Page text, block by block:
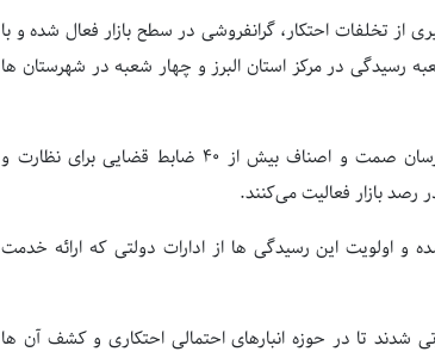
از تخلفات احتکار، گرانفروشی در سطح بازار فعال شده و با
رسیدگی در مرکز استان البرز و چهار شعبه در شهرستان ها
تعزیرات حکومتی استان البرز طی اقدمات انجام شده در کنار بازرسان صمت و اصناف بیش از ۴۰ ضابط قضایی برای نظارت و
رصد بازار فعالیت می‌کنند.
اولویت این رسیدگی ها از ادارات دولتی که ارائه خدمت
شدند تا در حوزه انبارهای احتمالی احتکاری و کشف آن ها